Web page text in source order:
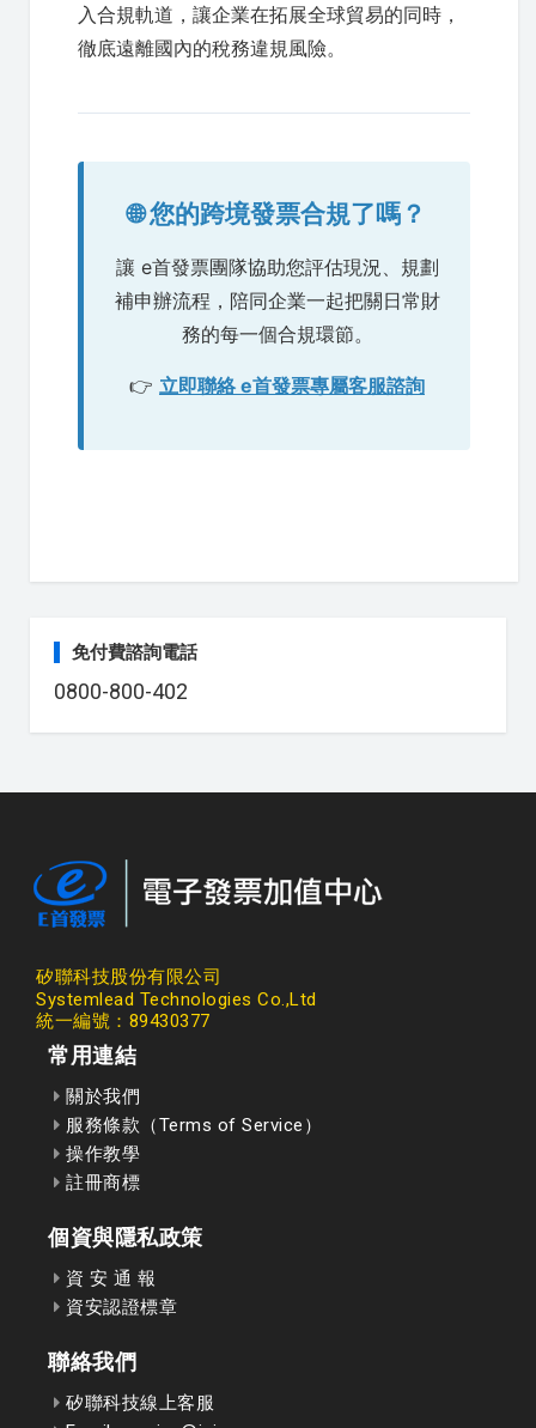
入合規軌道，讓企業在拓展全球貿易的同時，
徹底遠離國內的稅務違規風險。
🌐 您的跨境發票合規了嗎？
讓 e首發票團隊協助您評估現況、規劃
補申辦流程，陪同企業一起把關日常財
務的每一個合規環節。
👉 立即聯絡 e首發票專屬客服諮詢
免付費諮詢電話
0800-800-402
矽聯科技股份有限公司
Systemlead Technologies Co.,Ltd
統一編號：89430377
常用連結
關於我們
服務條款（Terms of Service）
操作教學
註冊商標
個資與隱私政策
資 安 通 報
資安認證標章
聯絡我們
矽聯科技線上客服